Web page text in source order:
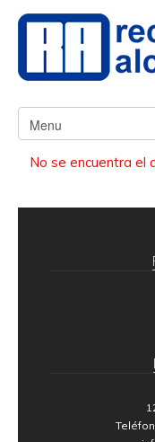
No se encuentra el